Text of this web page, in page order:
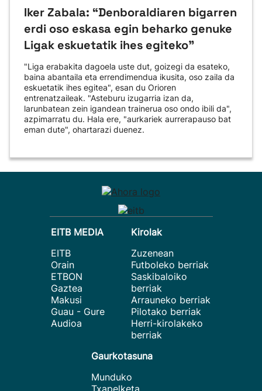
Iker Zabala: “Denboraldiaren bigarren
erdi oso eskasa egin beharko genuke
Ligak eskuetatik ihes egiteko"
"Liga erabakita dagoela uste dut, goizegi da esateko,
baina abantaila eta errendimendua ikusita, oso zaila da
eskuetatik ihes egitea", esan du Orioren
entrenatzaileak. "Asteburu izugarria izan da,
larunbatean zein igandean trainerua oso ondo ibili da",
azpimarratu du. Hala ere, "aurkariek aurrerapauso bat
eman dute", ohartarazi duenez.
EITB MEDIA
EITB
Orain
ETBON
Gaztea
Makusi
Guau - Gure
Audioa
Kirolak
Zuzenean
Futboleko berriak
Saskibaloiko
berriak
Arrauneko berriak
Pilotako berriak
Herri-kirolakeko
berriak
Gaurkotasuna
Munduko
Txapelketa